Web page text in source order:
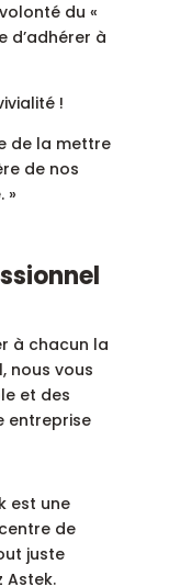
du «
d’adhérer à
!
de la mettre
de nos
»
à chacun la
nous vous
et des
entreprise
est une
de
juste
Astek.